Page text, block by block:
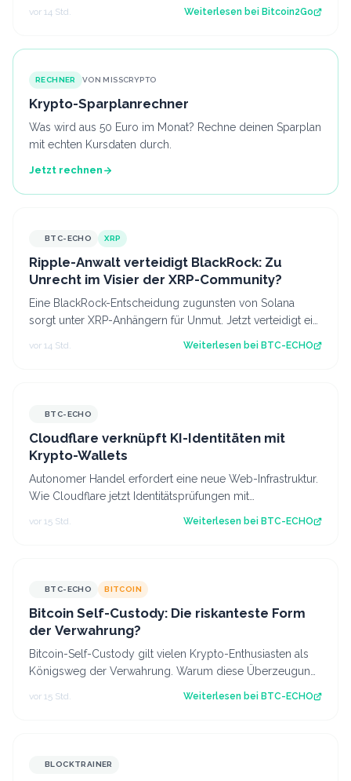
vor 14 Std. Weiterlesen bei Bitcoin2Go
RECHNER VON MISSCRYPTO
Krypto-Sparplanrechner
Was wird aus 50 Euro im Monat? Rechne deinen Sparplan
mit echten Kursdaten durch.
Jetzt rechnen
BTC-ECHO XRP
Ripple-Anwalt verteidigt BlackRock: Zu
Unrecht im Visier der XRP-Community?
Eine BlackRock-Entscheidung zugunsten von Solana
sorgt unter XRP-Anhängern für Unmut. Jetzt verteidigt ein
Ripple-Anwalt den Vermögensverwal…
vor 14 Std. Weiterlesen bei BTC-ECHO
BTC-ECHO
Cloudflare verknüpft KI-Identitäten mit
Krypto-Wallets
Autonomer Handel erfordert eine neue Web-Infrastruktur.
Wie Cloudflare jetzt Identitätsprüfungen mit
vor 15 Std. Weiterlesen bei BTC-ECHO
BTC-ECHO BITCOIN
Bitcoin Self-Custody: Die riskanteste Form
der Verwahrung?
Bitcoin-Self-Custody gilt vielen Krypto-Enthusiasten als
Königsweg der Verwahrung. Warum diese Überzeugung
trügt und die meisten Anleger bes…
vor 15 Std. Weiterlesen bei BTC-ECHO
BLOCKTRAINER